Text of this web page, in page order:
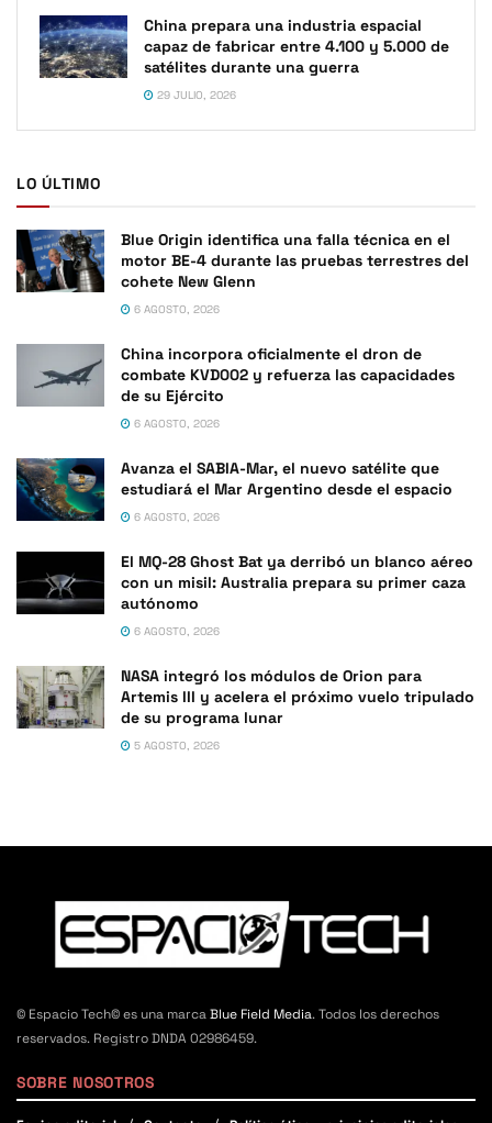
China prepara una industria espacial
capaz de fabricar entre 4.100 y 5.000 de
satélites durante una guerra
29 JULIO, 2026
LO ÚLTIMO
Blue Origin identifica una falla técnica en el
motor BE-4 durante las pruebas terrestres del
cohete New Glenn
6 AGOSTO, 2026
China incorpora oficialmente el dron de
combate KVD002 y refuerza las capacidades
de su Ejército
6 AGOSTO, 2026
Avanza el SABIA-Mar, el nuevo satélite que
estudiará el Mar Argentino desde el espacio
6 AGOSTO, 2026
El MQ-28 Ghost Bat ya derribó un blanco aéreo
con un misil: Australia prepara su primer caza
autónomo
6 AGOSTO, 2026
NASA integró los módulos de Orion para
Artemis III y acelera el próximo vuelo tripulado
de su programa lunar
5 AGOSTO, 2026
© Espacio Tech© es una marcaBlue Field Media. Todos los derechos
reservados. Registro DNDA 02986459.
SOBRE NOSOTROS